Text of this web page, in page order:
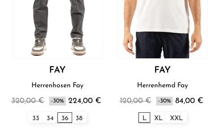
FAY
Herrenhosen Fay
320,00 € -30% 224,00 €
33 34 36 38
FAY
Herrenhemd Fay
120,00 € -30% 84,00 €
L XL XXL